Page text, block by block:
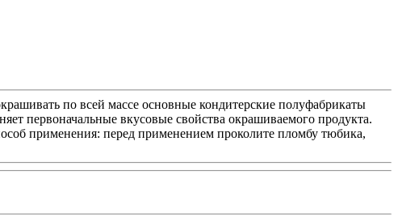
по всей массе основные кондитерские полуфабрикаты
первоначальные вкусовые свойства окрашиваемого продукта.
применения: перед применением проколите пломбу тюбика,